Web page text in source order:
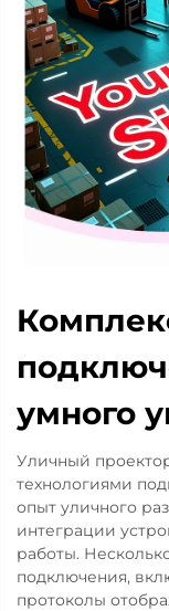
умного
Уличный
технологиями
опыт уличного
интеграции
работы.
подключения,
протоколы